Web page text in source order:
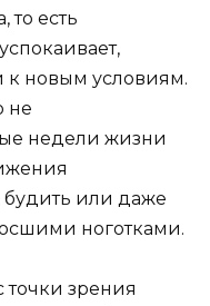
то есть
к новым условиям.
не
недели жизни
будить или даже
ноготками.
зрения